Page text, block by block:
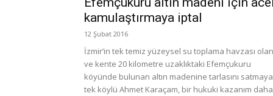
kamulaştırmaya iptal
12 Şubat 2016
İzmir’in tek temiz yüzeysel su toplama havzası olan
ve kente 20 kilometre uzaklıktaki Efemçukuru
köyünde bulunan altın madenine tarlasını
tek köylü Ahmet Karaçam, bir hukuki kazanım daha